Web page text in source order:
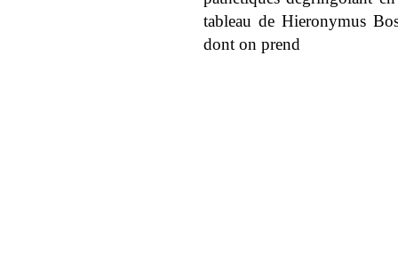
tableau de Hieronymus
dont on prend